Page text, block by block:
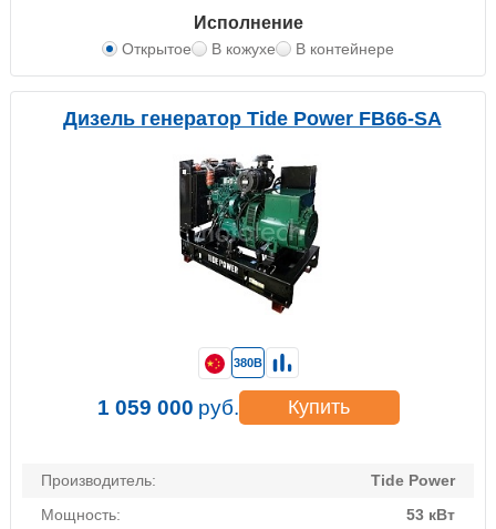
Исполнение
Открытое В кожухе В контейнере
Дизель генератор Tide Power FB66-SA
Производитель:
Tide Power
Мощность:
53 кВт
380В
1 059 000 руб. Купить